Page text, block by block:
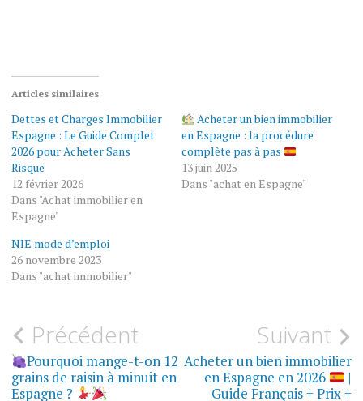
Articles similaires
Dettes et Charges Immobilier
Espagne : Le Guide Complet
2026 pour Acheter Sans
Risque
12 février 2026
Dans "Achat immobilier en
Espagne"
Acheter un bien immobilier
en Espagne : la procédure
complète pas à pas
13 juin 2025
Dans "achat en Espagne"
NIE mode d’emploi
26 novembre 2023
Dans "achat immobilier"
ACHETER
EN
ESPAGNE
Navigation
de
Précédent
Pourquoi mange-t-on 12
grains de raisin à minuit en
Espagne ?
Suivant
Acheter un bien immobilier
en Espagne en 2026
|
Guide Français + Prix +